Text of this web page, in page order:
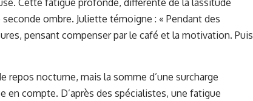
Cette fatigue profonde, différente de la lassitude
ombre. Juliette témoigne : « Pendant des
pensant compenser par le café et la motivation. Puis
repos nocturne, mais la somme d’une surcharge
compte. D’après des spécialistes, une fatigue